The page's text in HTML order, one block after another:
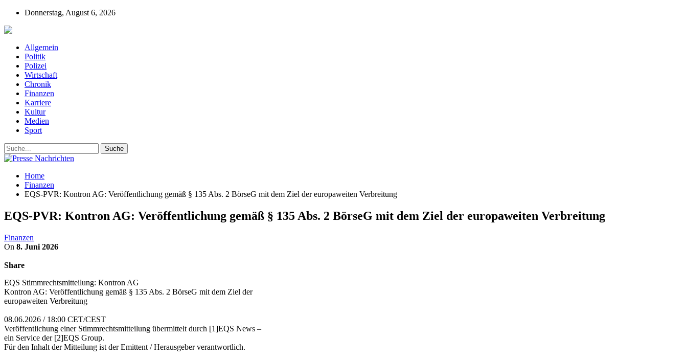
Donnerstag, August 6, 2026
Allgemein
Politik
Polizei
Wirtschaft
Chronik
Finanzen
Karriere
Kultur
Medien
Sport
Home
Finanzen
EQS-PVR: Kontron AG: Veröffentlichung gemäß § 135 Abs. 2 BörseG mit dem Ziel der europaweiten Verbreitung
EQS-PVR: Kontron AG: Veröffentlichung gemäß § 135 Abs. 2 BörseG mit dem Ziel der europaweiten Verbreitung
Finanzen
On 8. Juni 2026
Share
EQS Stimmrechtsmitteilung: Kontron AG
Kontron AG: Veröffentlichung gemäß § 135 Abs. 2 BörseG mit dem Ziel der
europaweiten Verbreitung
08.06.2026 / 18:00 CET/CEST
Veröffentlichung einer Stimmrechtsmitteilung übermittelt durch [1]EQS News –
ein Service der [2]EQS Group.
Für den Inhalt der Mitteilung ist der Emittent / Herausgeber verantwortlich.